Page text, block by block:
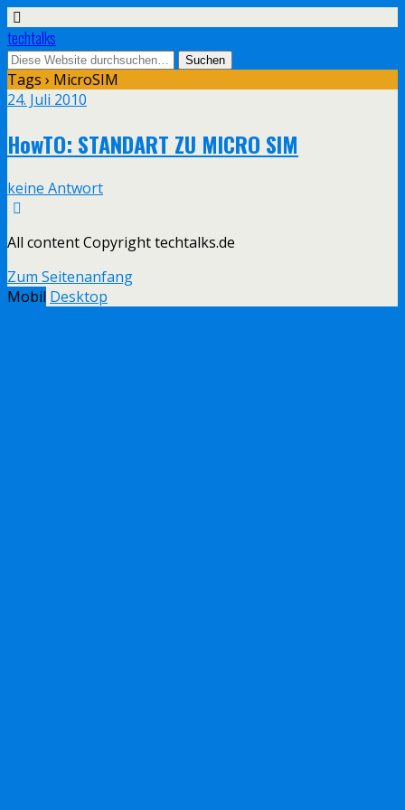
techtalks
Tags › MicroSIM
24. Juli 2010
HowTO: STANDART ZU MICRO SIM
keine Antwort
All content Copyright techtalks.de
Zum Seitenanfang
Mobil Desktop